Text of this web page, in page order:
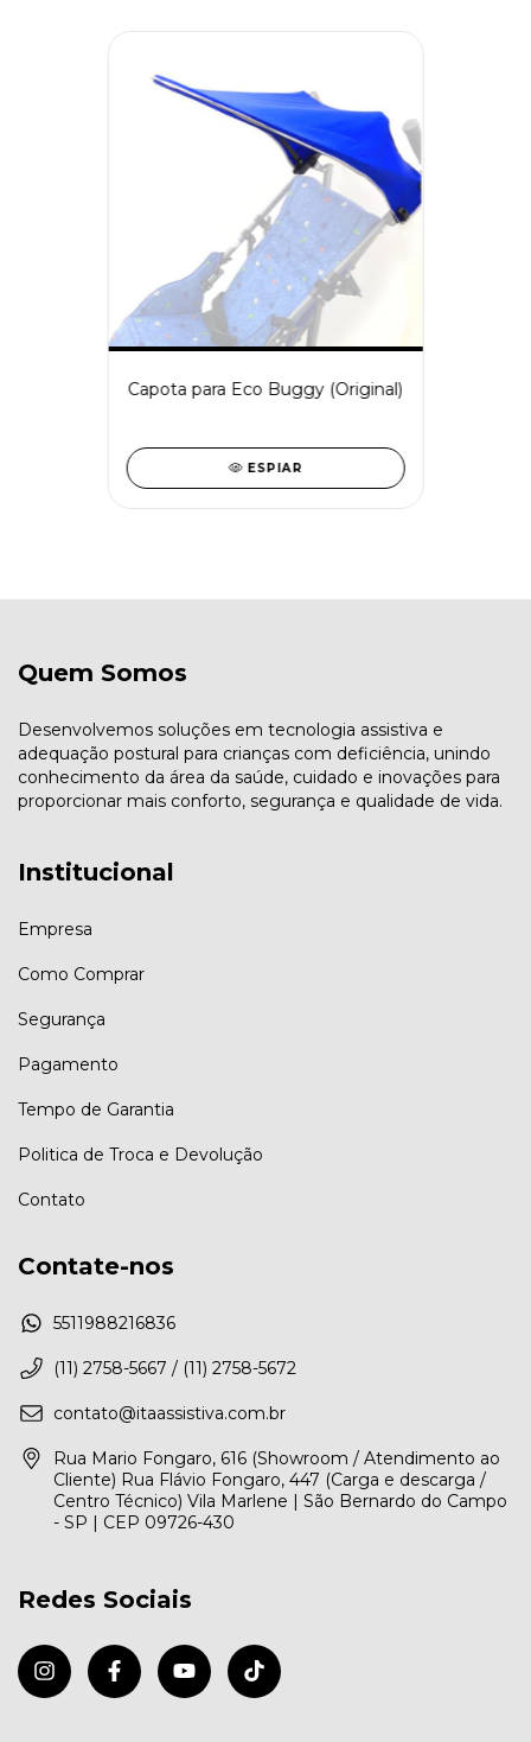
Capota para Eco Buggy (Original)
ESPIAR
Quem Somos
Desenvolvemos soluções em tecnologia assistiva e
adequação postural para crianças com deficiência, unindo
conhecimento da área da saúde, cuidado e inovações para
proporcionar mais conforto, segurança e qualidade de vida.
Institucional
Empresa
Como Comprar
Segurança
Pagamento
Tempo de Garantia
Politica de Troca e Devolução
Contato
Contate-nos
5511988216836
(11) 2758-5667 / (11) 2758-5672
contato@itaassistiva.com.br
Rua Mario Fongaro, 616 (Showroom / Atendimento ao
Cliente) Rua Flávio Fongaro, 447 (Carga e descarga /
Centro Técnico) Vila Marlene | São Bernardo do Campo
- SP | CEP 09726-430
Redes Sociais